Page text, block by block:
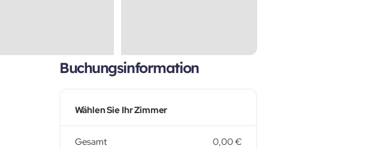
Buchungsinformation
Wählen Sie Ihr Zimmer
Gesamt 0,00 €